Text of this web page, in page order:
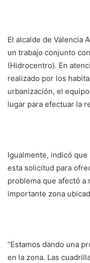
El alcalde de Valencia
un trabajo conjunto
(Hidrocentro). En
realizado por los
urbanización, el
lugar para efectuar la
Igualmente, indicó
esta solicitud para
problema que afectó a
importante zona
“Estamos dando una
en la zona. Las